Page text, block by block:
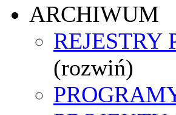
ARCHIWUM
REJESTRY
(rozwiń)